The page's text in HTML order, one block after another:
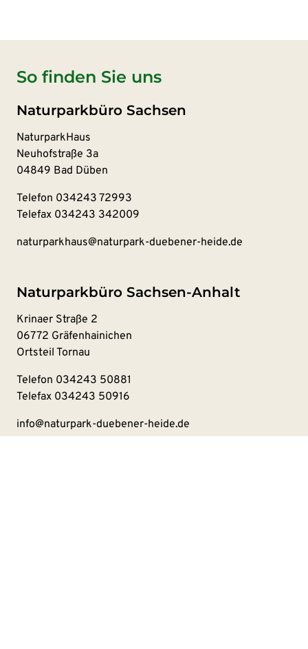
So finden Sie uns
Naturparkbüro Sachsen
NaturparkHaus
Neuhofstraße 3a
04849 Bad Düben
Telefon 034243 72993
Telefax 034243 342009
naturparkhaus@naturpark-duebener-heide.de
Naturparkbüro Sachsen-Anhalt
Krinaer Straße 2
06772 Gräfenhainichen
Ortsteil Tornau
Telefon 034243 50881
Telefax 034243 50916
info@naturpark-duebener-heide.de